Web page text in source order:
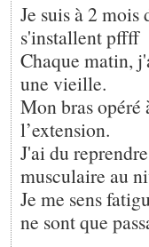
Je suis à 2
s'installent pffff
Chaque matin,
une vieille.
Mon bras opéré
l’extension.
J'ai du
musculaire au
Je me sens
ne sont que